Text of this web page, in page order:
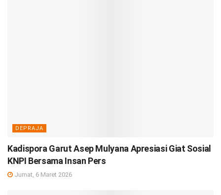
DEPRAJA
Kadispora Garut Asep Mulyana Apresiasi Giat Sosial
KNPI Bersama Insan Pers
Jumat, 6 Maret 2026